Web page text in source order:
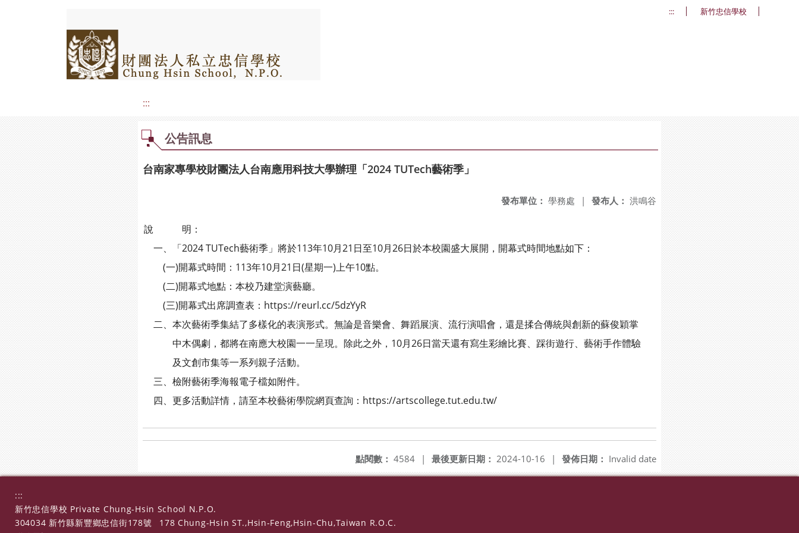
::: 新竹忠信學校
:::
公告訊息
台南家專學校財團法人台南應用科技大學辦理「2024 TUTech藝術季」
發布人： 洪鳴谷
發布單位： 學務處 |
說 明：
一、「2024 TUTech藝術季」將於113年10月21日至10月26日於本校園盛大展開，開幕式時間地點如下：
(一)開幕式時間：113年10月21日(星期一)上午10點。
(二)開幕式地點：本校乃建堂演藝廳。
(三)開幕式出席調查表：https://reurl.cc/5dzYyR
二、本次藝術季集結了多樣化的表演形式。無論是音樂會、舞蹈展演、流行演唱會，還是揉合傳統與創新的蘇俊穎掌
中木偶劇，都將在南應大校園一一呈現。除此之外，10月26日當天還有寫生彩繪比賽、踩街遊行、藝術手作體驗
及文創市集等一系列親子活動。
三、檢附藝術季海報電子檔如附件。
四、更多活動詳情，請至本校藝術學院網頁查詢：https://artscollege.tut.edu.tw/
發佈日期： Invalid date
最後更新日期： 2024-10-16 |
點閱數： 4584 |
:::
新竹忠信學校 Private Chung-Hsin School N.P.O.
304034 新竹縣新豐鄉忠信街178號
178 Chung-Hsin ST.,Hsin-Feng,Hsin-Chu,Taiwan R.O.C.